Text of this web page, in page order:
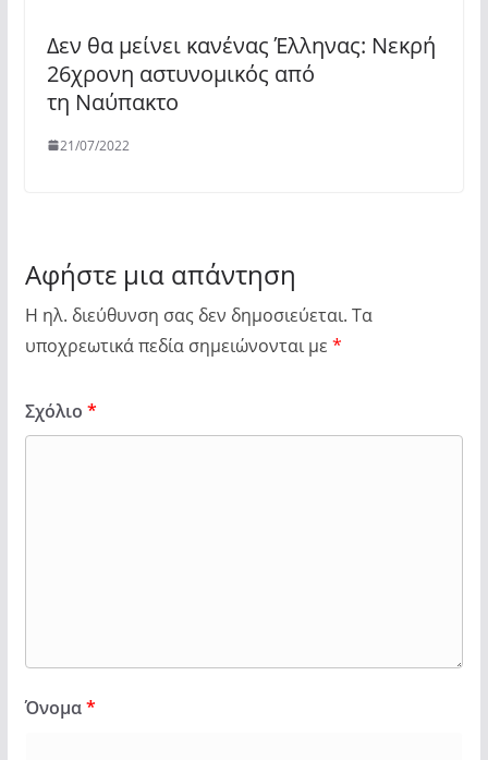
Δεν θα μείνει κανένας Έλληνας: Νεκρή
26χρονη αστυνομικός από
τη Ναύπακτο
21/07/2022
Αφήστε μια απάντηση
Η ηλ. διεύθυνση σας δεν δημοσιεύεται. Τα
υποχρεωτικά πεδία σημειώνονται με *
Σχόλιο *
Όνομα*